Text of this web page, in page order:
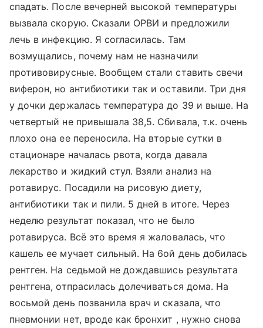
спадать. После вечерней высокой температуры
вызвала скорую. Сказали ОРВИ и предложили
лечь в инфекцию. Я согласилась. Там
возмущались, почему нам не назначили
противовирусные. Вообщем стали ставить свечи
виферон, но антибиотики так и оставили. Три дня
у дочки держалась температура до 39 и выше. На
четвертый не привышала 38,5. Сбивала, т.к. очень
плохо она ее переносила. На вторые сутки в
стационаре началась рвота, когда давала
лекарство и жидкий стул. Взяли анализ на
ротавирус. Посадили на рисовую диету,
антибиотики так и пили. 5 дней в итоге. Через
неделю результат показал, что не было
ротавируса. Всё это время я жаловалась, что
кашель ее мучает сильный. На 6ой день добилась
рентген. На седьмой не дождавшись результата
рентгена, отпрасилась долечиваться дома. На
восьмой день позванила врач и сказала, что
пневмонии нет, вроде как бронхит , нужно снова